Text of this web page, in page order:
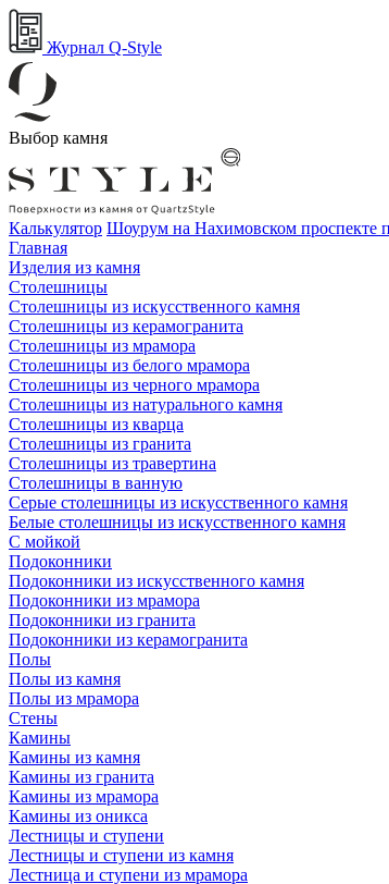
Журнал Q-Style
Выбор камня
Калькулятор Шоурум на Нахимовском проспекте
Главная
Изделия из камня
Столешницы
Столешницы из искусственного камня
Столешницы из керамогранита
Столешницы из мрамора
Столешницы из белого мрамора
Столешницы из черного мрамора
Столешницы из натурального камня
Столешницы из кварца
Столешницы из гранита
Столешницы из травертина
Столешницы в ванную
Серые столешницы из искусственного камня
Белые столешницы из искусственного камня
С мойкой
Подоконники
Подоконники из искусственного камня
Подоконники из мрамора
Подоконники из гранита
Подоконники из керамогранита
Полы
Полы из камня
Полы из мрамора
Стены
Камины
Камины из камня
Камины из гранита
Камины из мрамора
Камины из оникса
Лестницы и ступени
Лестницы и ступени из камня
Лестница и ступени из мрамора